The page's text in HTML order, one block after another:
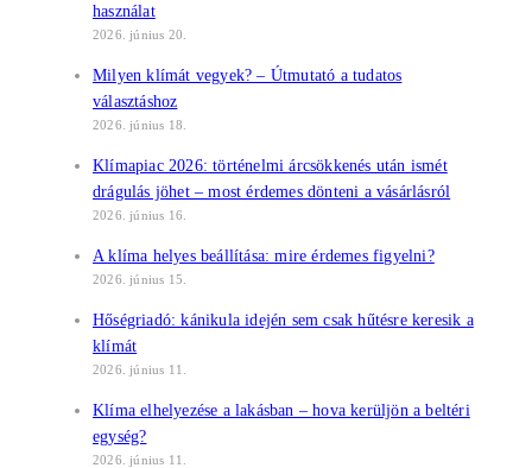
használat
2026. június 20.
Milyen klímát vegyek? – Útmutató a tudatos
választáshoz
2026. június 18.
Klímapiac 2026: történelmi árcsökkenés után ismét
drágulás jöhet – most érdemes dönteni a vásárlásról
2026. június 16.
A klíma helyes beállítása: mire érdemes figyelni?
2026. június 15.
Hőségriadó: kánikula idején sem csak hűtésre keresik a
klímát
2026. június 11.
Klíma elhelyezése a lakásban – hova kerüljön a beltéri
egység?
2026. június 11.